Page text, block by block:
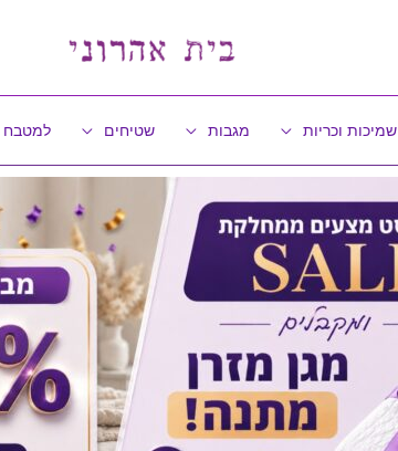
שמיכות וכריות מגבות שטיחים למטבח